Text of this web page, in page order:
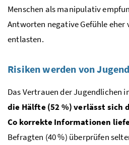
Menschen als manipulativ
Antworten negative Gefühle
entlasten.
Risiken werden von
Das Vertrauen der Jugendlichen
die Hälfte (52 %) verlässt sich
Co korrekte Informationen
Befragten (40 %) überprüfen